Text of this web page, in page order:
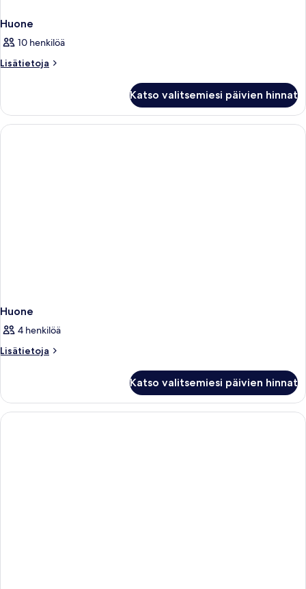
Huone
10 henkilöä
Lisätietoja
Lisätietoja
Katso valitsemiesi päivien hinnat
Huone
4 henkilöä
Lisätietoja
Lisätietoja
Katso valitsemiesi päivien hinnat